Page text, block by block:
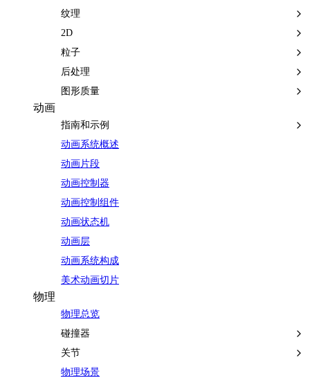
纹理
2D
粒子
后处理
图形质量
动画
指南和示例
动画系统概述
动画片段
动画控制器
动画控制组件
动画状态机
动画层
动画系统构成
美术动画切片
物理
物理总览
碰撞器
关节
物理场景